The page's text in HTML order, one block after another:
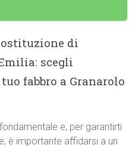
di
scegli
fabbro a Granarolo
e, per garantirti
è importante affidarsi a un